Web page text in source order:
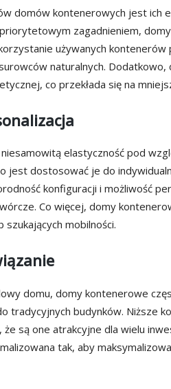
domów kontenerowych jest ich
zagadnieniem,
używanych
naturalnych.
co przekłada się na
elastyczność pod
jest dostosować je do
konfiguracji i możliwość
Co więcej, domy
mobilności.
domu, domy kontenerowe
tradycyjnych budynków. Niższe
są one atrakcyjne dla wielu
tak, aby